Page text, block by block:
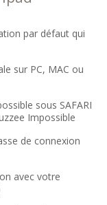
par défaut qui
sur PC, MAC ou
sous SAFARI
Impossible
de connexion
avec votre